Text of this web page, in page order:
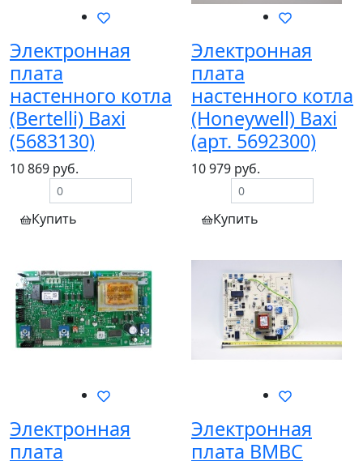
Электронная
плата
настенного котла
(Bertelli) Baxi
(5683130)
10 869 руб.
Купить
Электронная
плата
настенного котла
(Honeywell) Baxi
(арт. 5692300)
10 979 руб.
Купить
Электронная
плата
Электронная
плата BMBC